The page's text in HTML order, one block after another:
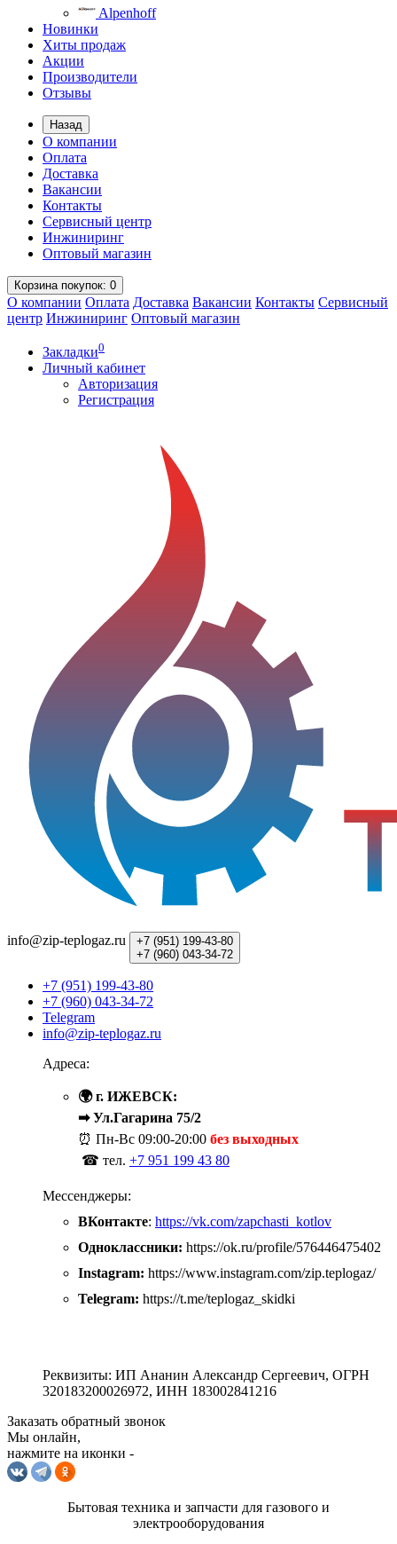
Alpenhoff
Новинки
Хиты продаж
Акции
Производители
Отзывы
Назад
О компании
Оплата
Доставка
Вакансии
Контакты
Сервисный центр
Инжиниринг
Оптовый магазин
Корзинапокупок: 0
О компании Оплата Доставка Вакансии Контакты Сервисный
центр Инжиниринг Оптовый магазин
Закладки0
Личный кабинет
Авторизация
Регистрация
info@zip-teplogaz.ru +7 (951) 199-43-80
+7 (960) 043-34-72
+7 (951) 199-43-80
+7 (960) 043-34-72
Telegram
info@zip-teplogaz.ru
Адреса:
🌍 г. ИЖЕВСК:
➡ Ул.Гагарина 75/2
⏰ Пн-Вс 09:00-20:00 без выходных
☎ тел. +7 951 199 43 80
Мессенджеры:
ВКонтакте: https://vk.com/zapchasti_kotlov
Одноклассники: https://ok.ru/profile/576446475402
Instagram: https://www.instagram.com/zip.teplogaz/
Telegram: https://t.me/teplogaz_skidki
Реквизиты: ИП Ананин Александр Сергеевич, ОГРН
320183200026972, ИНН 183002841216
Заказать обратный звонок
Мы онлайн,
нажмите на иконки -
Бытовая техника и запчасти для газового и
электрооборудования